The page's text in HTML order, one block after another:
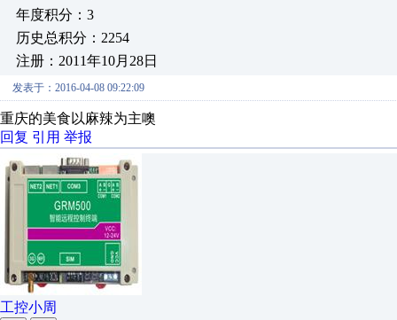
年度积分：3
历史总积分：2254
注册：2011年10月28日
发表于：2016-04-08 09:22:09
重庆的美食以麻辣为主噢
回复 引用 举报
工控小周